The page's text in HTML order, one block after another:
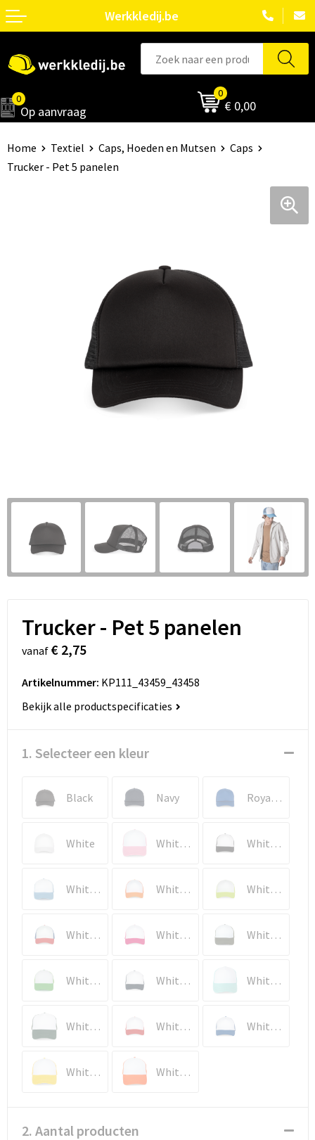
Werkkledij.be
0
Op aanvraag
0
€ 0,00
Home Textiel Caps, Hoeden en Mutsen
Caps
Trucker - Pet 5 panelen
Trucker - Pet 5 panelen
vanaf € 2,75
Artikelnummer: KP111_43459_43458
Bekijk alle productspecificaties
1. Selecteer een kleur
Black Navy Royal Blue
White White / Aurora Pink White / Black
White / Dark Sky Blue White / Fluorescent Orange White / Fluorescent Yellow
White / French Red / Reflex Blue White / Fuchsia White / Grape Leaf
White / Green Flash White / Navy White / Pastel Cyan
White / Pineneedle Green White / Red White / Royal Blue
White / Solar Yellow White / Vermillon Orange
2. Aantal producten